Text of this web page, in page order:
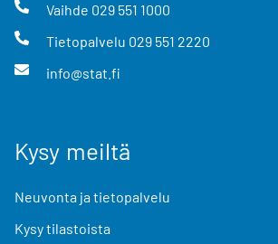
Vaihde 029 551 1000
Tietopalvelu 029 551 2220
info@stat.fi
Kysy meiltä
Neuvonta ja tietopalvelu
Kysy tilastoista